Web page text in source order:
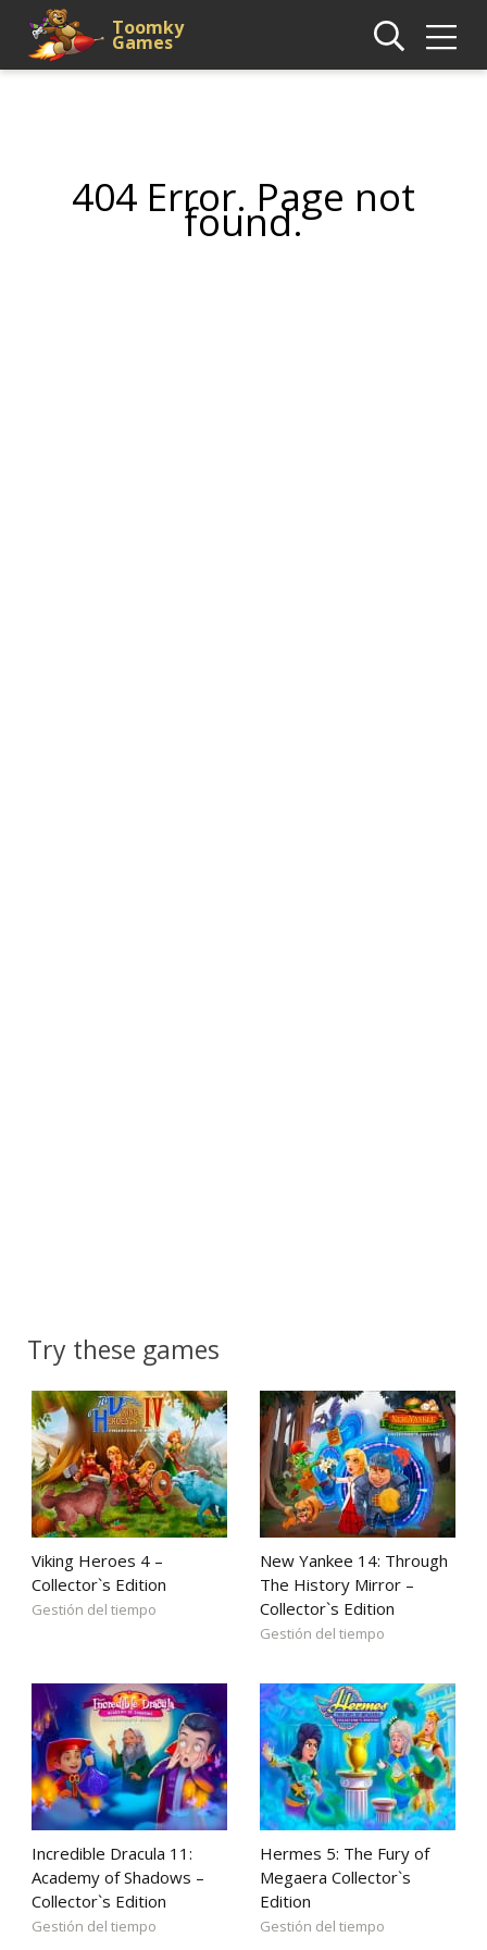
Toomky
Games
404 Error. Page not
found.
Try these games
Viking Heroes 4 –
Collector`s Edition
Gestión del tiempo
New Yankee 14: Through
The History Mirror –
Collector`s Edition
Gestión del tiempo
Incredible Dracula 11:
Academy of Shadows –
Collector`s Edition
Gestión del tiempo
Hermes 5: The Fury of
Megaera Collector`s
Edition
Gestión del tiempo